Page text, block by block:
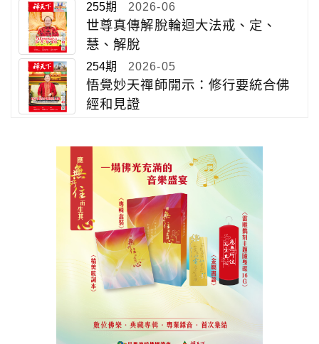
255期 2026-06
世尊真傳解脫輪迴大法戒、定、
慧、解脫
254期 2026-05
悟覺妙天禪師開示：修行要統合佛
經和見證